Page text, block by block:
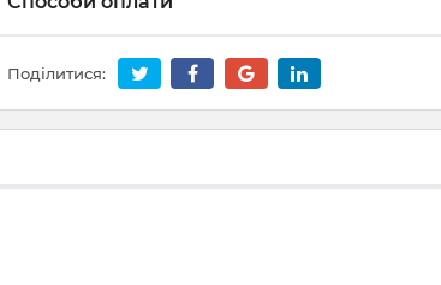
Поділитися: